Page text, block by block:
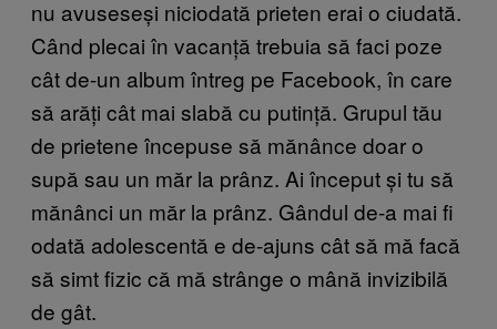
nu avuseseși niciodată prieten erai o ciudată.
Când plecai în vacanță trebuia să faci poze
cât de-un album întreg pe Facebook, în care
să arăți cât mai slabă cu putință. Grupul tău
de prietene începuse să mănânce doar o
supă sau un măr la prânz. Ai început și tu să
mănânci un măr la prânz. Gândul de-a mai fi
odată adolescentă e de-ajuns cât să mă facă
să simt fizic că mă strânge o mână invizibilă
de gât.